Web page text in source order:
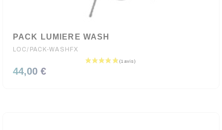
PACK LUMIERE WASH
LOC/PACK-WASHFX
44,00 €